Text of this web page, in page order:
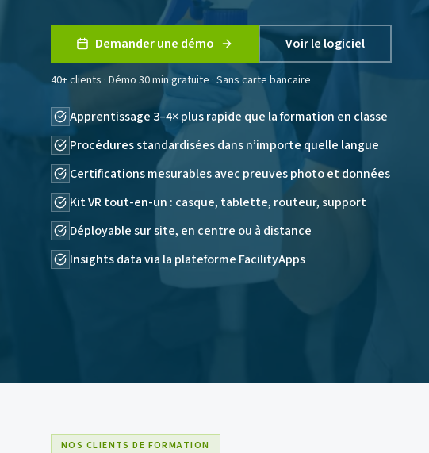
Demander une démo Voir le logiciel
40+ clients · Démo 30 min gratuite · Sans carte bancaire
Apprentissage 3–4× plus rapide que la formation en classe
Procédures standardisées dans n’importe quelle langue
Certifications mesurables avec preuves photo et données
Kit VR tout-en-un : casque, tablette, routeur, support
Déployable sur site, en centre ou à distance
Insights data via la plateforme FacilityApps
NOS CLIENTS DE FORMATION